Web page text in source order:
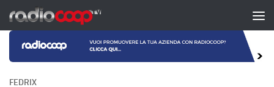
Salta al contenuto
FEDRIX